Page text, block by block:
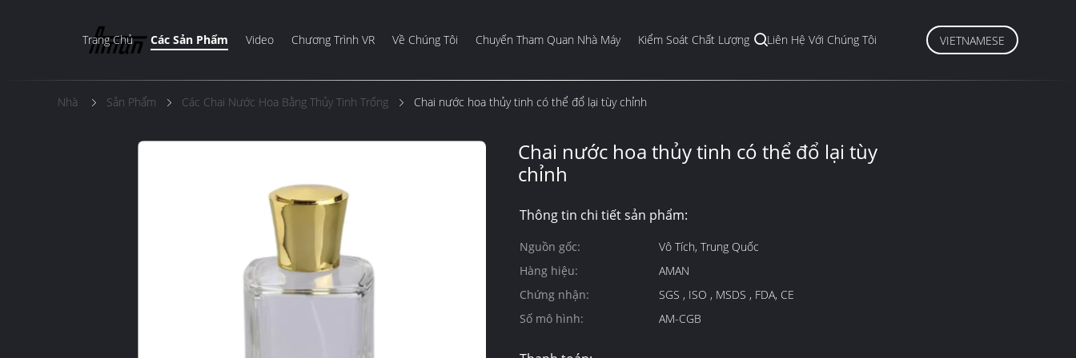
Trang Chủ Các Sản Phẩm Video Chương Trình VR Về Chúng Tôi Chuyến Tham Quan Nhà Máy Kiểm Soát Chất Lượng Liên Hệ Với Chúng Tôi VIETNAMESE
Nhà Sản Phẩm Các Chai Nước Hoa Bằng Thủy Tinh Trống Chai nước hoa thủy tinh có thể đổ lại tùy chỉnh
Chai nước hoa thủy tinh có thể đổ lại tùy
chỉnh
Thông tin chi tiết sản phẩm:
Nguồn gốc:
Vô Tích, Trung Quốc
Hàng hiệu:
AMAN
Chứng nhận:
SGS , ISO , MSDS , FDA, CE
Số mô hình:
AM-CGB